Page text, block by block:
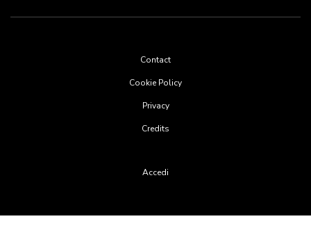
Contact
Cookie Policy
Privacy
Credits
Accedi